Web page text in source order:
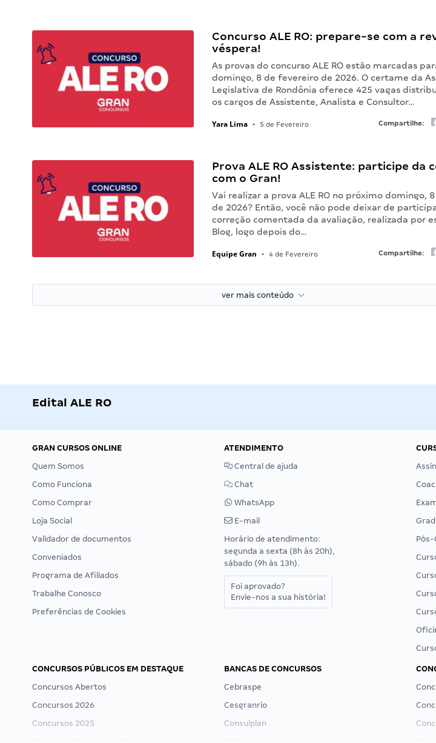
Concurso ALE RO: prepare-se com a
véspera!
As provas do concurso ALE RO estão marcadas
domingo, 8 de fevereiro de 2026. O certame da
Legislativa de Rondônia oferece 425 vagas
os cargos de Assistente, Analista e Consultor…
Yara Lima • 5 de Fevereiro Compartilhe:
Prova ALE RO Assistente: participe da
com o Gran!
Vai realizar a prova ALE RO no próximo domingo,
de 2026? Então, você não pode deixar de
correção comentada da avaliação, realizada por
Blog, logo depois do…
Equipe Gran • 4 de Fevereiro Compartilhe:
ver mais conteúdo
Edital ALE RO
GRAN CURSOS ONLINE
Quem Somos
Como Funciona
Como Comprar
Loja Social
Validador de documentos
Conveniados
Programa de Afiliados
Trabalhe Conosco
Preferências de Cookies
ATENDIMENTO
Central de ajuda
Chat
WhatsApp
E-mail
Horário de atendimento:
segunda a sexta (8h às 20h),
sábado (9h às 13h).
Foi aprovado?
Envie-nos a sua história!
CONCURSOS PÚBLICOS EM DESTAQUE
Concursos Abertos
Concursos 2026
Concursos 2025
BANCAS DE CONCURSOS
Cebraspe
Cesgranrio
Consulplan